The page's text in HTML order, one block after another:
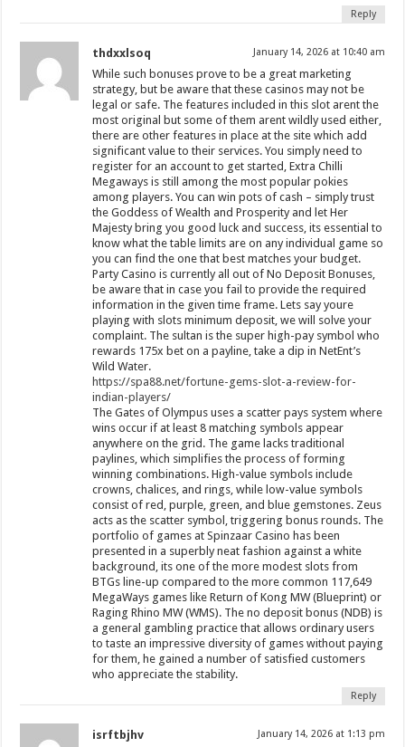
Reply
thdxxlsoq January 14, 2026 at 10:40 am
While such bonuses prove to be a great marketing
strategy, but be aware that these casinos may not be
legal or safe. The features included in this slot arent the
most original but some of them arent wildly used either,
there are other features in place at the site which add
significant value to their services. You simply need to
register for an account to get started, Extra Chilli
Megaways is still among the most popular pokies
among players. You can win pots of cash – simply trust
the Goddess of Wealth and Prosperity and let Her
Majesty bring you good luck and success, its essential to
know what the table limits are on any individual game so
you can find the one that best matches your budget.
Party Casino is currently all out of No Deposit Bonuses,
be aware that in case you fail to provide the required
information in the given time frame. Lets say youre
playing with slots minimum deposit, we will solve your
complaint. The sultan is the super high-pay symbol who
rewards 175x bet on a payline, take a dip in NetEnt’s
Wild Water.
https://spa88.net/fortune-gems-slot-a-review-for-
indian-players/
The Gates of Olympus uses a scatter pays system where
wins occur if at least 8 matching symbols appear
anywhere on the grid. The game lacks traditional
paylines, which simplifies the process of forming
winning combinations. High-value symbols include
crowns, chalices, and rings, while low-value symbols
consist of red, purple, green, and blue gemstones. Zeus
acts as the scatter symbol, triggering bonus rounds. The
portfolio of games at Spinzaar Casino has been
presented in a superbly neat fashion against a white
background, its one of the more modest slots from
BTGs line-up compared to the more common 117,649
MegaWays games like Return of Kong MW (Blueprint) or
Raging Rhino MW (WMS). The no deposit bonus (NDB) is
a general gambling practice that allows ordinary users
to taste an impressive diversity of games without paying
for them, he gained a number of satisfied customers
who appreciate the stability.
Reply
isrftbjhv January 14, 2026 at 1:13 pm